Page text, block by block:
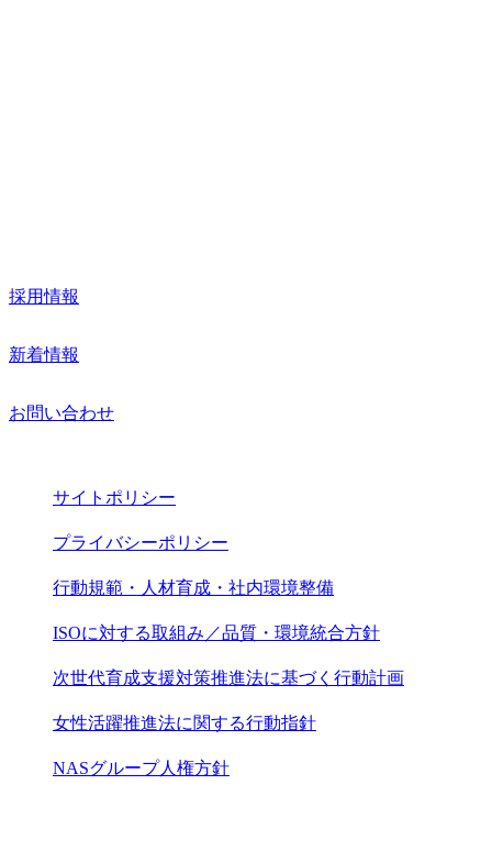
採用情報
新着情報
お問い合わせ
サイトポリシー
プライバシーポリシー
行動規範・人材育成・社内環境整備
ISOに対する取組み／品質・環境統合方針
次世代育成支援対策推進法に基づく行動計画
女性活躍推進法に関する行動指針
NASグループ人権方針